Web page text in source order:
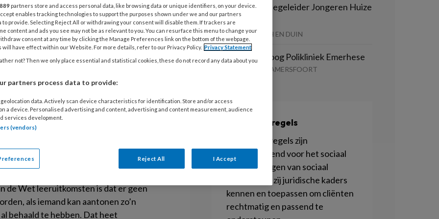
van de meest ingrijpende
doorgevoerd wordt.
hoger onderwijs van
kritisch naar deze wet
maakt het mogelijk om via persoonlijke
Die versnelling wordt gerealiseerd
worden getoetst. Een
het begrip competentie. Competenties
moet kennen en kunnen voor een
de Wet leeruitkomsten is dat er geen
als iemand kan aantonen zo’n
behaald te hebben. Dat heet
Coördinerend Begeleider Jongeren Huize
Kaspar
EEMHART | BOSCH EN DUIN
Masterpsycholoog Polikliniek Emerhese
GGZ CENTRAAL | AMERSFOORT
Wetten en regels
Wetten en regels zijn
richtinggevend voor het sociaal
werk en vragen van sociaal
werkers dat zij juridische kaders
kennen en toepassen om cliënten
rechtmatig en passend te
889 partners store and access personal data, like browsing data or unique identifiers, on your device.
enables tracking technologies to support the purposes shown under we and our partners
to provide. Selecting Reject All or withdrawing your consent will disable them. If trackers are
content and ads you see may not be as relevant to you. You can resurface this menu to change your
consent at any time by clicking the Manage Preferences link on the bottom of the webpage.
will have effect within our Website. For more details, refer to our Privacy Policy. Privacy Statement
not? Then we only place essential and statistical cookies, these do not record any data about you
partners process data to provide:
data. Actively scan device characteristics for identification. Store and/or access
a device. Personalised advertising and content, advertising and content measurement, audience
services development.
(vendors)
Reject All I Accept